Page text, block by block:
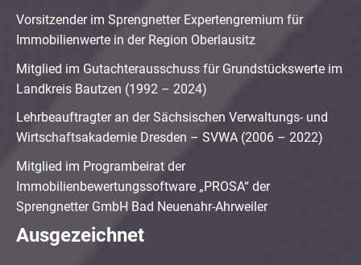
Vorsitzender im Sprengnetter Expertengremium für
Immobilienwerte in der Region Oberlausitz
Mitglied im Gutachterausschuss für Grundstückswerte im
Landkreis Bautzen (1992 – 2024)
Lehrbeauftragter an der Sächsischen Verwaltungs- und
Wirtschaftsakademie Dresden – SVWA (2006 – 2022)
Mitglied im Programbeirat der
Immobilienbewertungssoftware „PROSA“ der
Sprengnetter GmbH Bad Neuenahr-Ahrweiler
Ausgezeichnet